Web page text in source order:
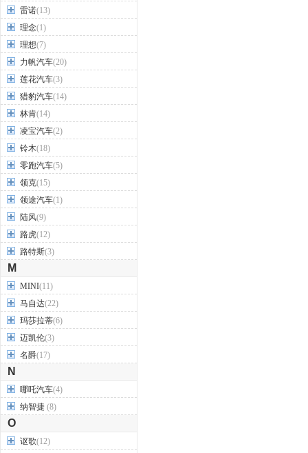
雷诺(13)
理念(1)
理想(7)
力帆汽车(20)
莲花汽车(3)
猎豹汽车(14)
林肯(14)
凌宝汽车(2)
铃木(18)
零跑汽车(5)
领克(15)
领途汽车(1)
陆风(9)
路虎(12)
路特斯(3)
M
MINI(11)
马自达(22)
玛莎拉蒂(6)
迈凯伦(3)
名爵(17)
N
哪吒汽车(4)
纳智捷 (8)
O
讴歌(12)